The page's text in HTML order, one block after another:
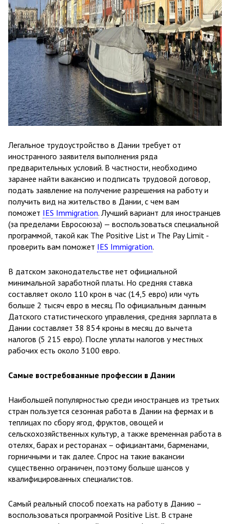
Легальное трудоустройство в Дании требует от
иностранного заявителя выполнения ряда
предварительных условий. В частности, необходимо
заранее найти вакансию и подписать трудовой договор,
подать заявление на получение разрешения на работу и
получить вид на жительство в Дании, с чем вам
поможет IES Immigration. Лучший вариант для иностранцев
(за пределами Евросоюза) — воспользоваться специальной
программой, такой как The Positive List и The Pay Limit -
проверить вам поможет IES Immigration.
В датском законодательстве нет официальной
минимальной заработной платы. Но средняя ставка
составляет около 110 крон в час (14,5 евро) или чуть
больше 2 тысяч евро в месяц. По официальным данным
Датского статистического управления, средняя зарплата в
Дании составляет 38 854 кроны в месяц до вычета
налогов (5 215 евро). После уплаты налогов у местных
рабочих есть около 3100 евро.
Самые востребованные профессии в Дании
Наибольшей популярностью среди иностранцев из третьих
стран пользуется сезонная работа в Дании на фермах и в
теплицах по сбору ягод, фруктов, овощей и
сельскохозяйственных культур, а также временная работа в
отелях, барах и ресторанах – официантами, барменами,
горничными и так далее. Спрос на такие вакансии
существенно ограничен, поэтому больше шансов у
квалифицированных специалистов.
Самый реальный способ поехать на работу в Данию –
воспользоваться программой Positive List. В стране